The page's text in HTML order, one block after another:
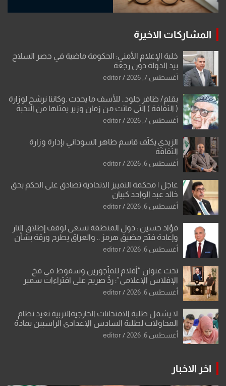
المشاركات الاخيرة
خلية الإعلام الأمني: الحكومة ماضية في حصر السلاح
بيد الدولة دون رجعة
أغسطس 7, 2026 editor
بقلم/ ظافر جلود.. للأسف ما يحدث .وكاننا نرشح لوزارة
( الثقافة ) التي ماتت من زمان وزير يمثلها من النخبة
والإرث العظيم للثقافة العراقية..
أغسطس 7, 2026 editor
الزيدي يكلّف قاسم طاهر السوداني بإدارة وزارة
الثقافة
أغسطس 6, 2026 editor
عاجل | محكمة التمييز الاتحادية تصادق على الحكم بحق
خالد عبد الواحد كبيان
أغسطس 6, 2026 editor
فؤاد حسين : دول المنطقة تسعى لوقف إطلاق النار
وإعادة فتح مضيق هرمز .. والعراق يطرح ورقة بشأن
تحولات القدس
أغسطس 6, 2026 editor
تحت عنوان “أقلام للمأجورين وسقوط في فخ
الإفلاس الإعلامي”: ردٌّ صريح على افتراءات سمير
الشكرجي
أغسطس 6, 2026 editor
لا يشمل طلبة الامتحانات الخارجيةالتربية تعيد نظام
المحاولات لطلبة السادس الإعدادي الراسبين بمادة
أو مادتين
أغسطس 6, 2026 editor
اخر الاخبار